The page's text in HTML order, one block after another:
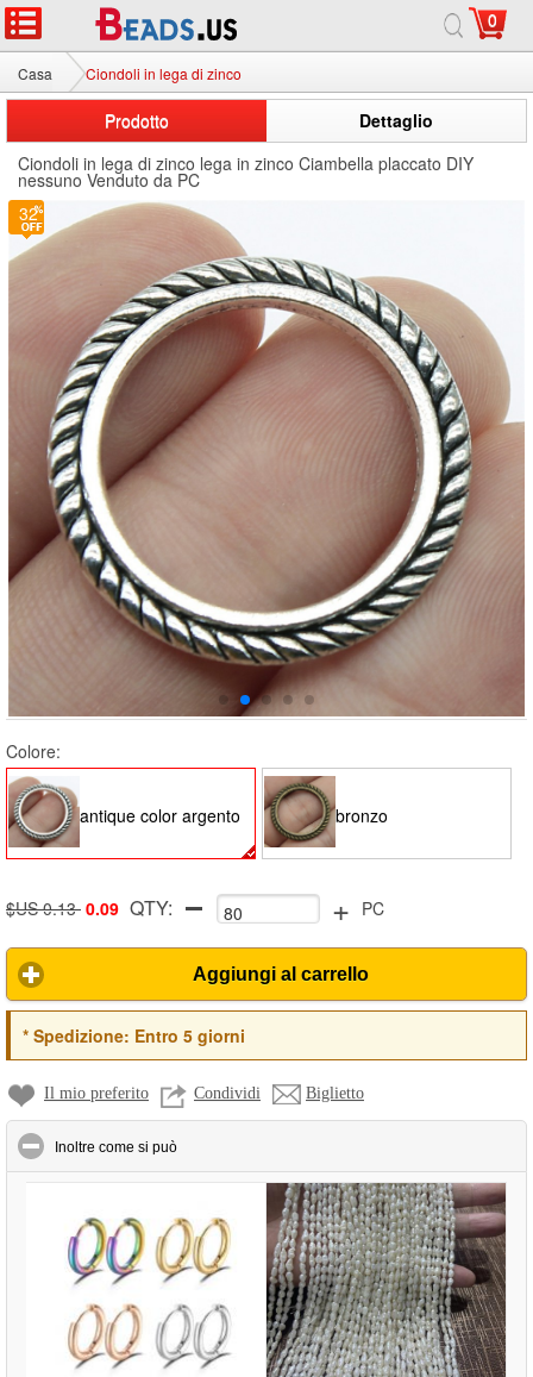
0
Casa Ciondoli in lega di zinco
Prodotto
Dettaglio
Ciondoli in lega di zinco lega in zinco Ciambella placcato DIY
nessuno Venduto da PC
32
Colore:
antique color argento bronzo
$US 0.13 0.09 QTY: + PC
Aggiungi al carrello
*Spedizione: Entro 5 giorni
Il mio preferito Condividi Biglietto
Inoltre come si può